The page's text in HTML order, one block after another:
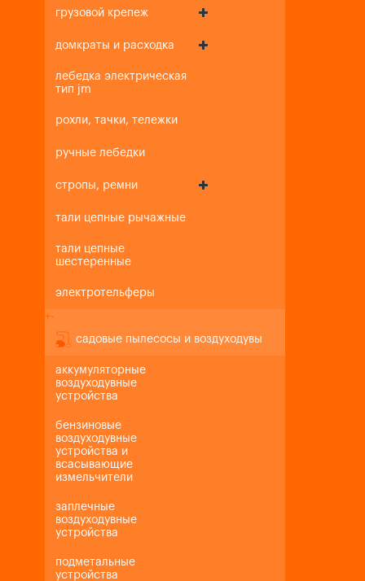
грузовой крепеж
домкраты и расходка
лебедка электрическая
тип jm
рохли, тачки, тележки
ручные лебедки
стропы, ремни
тали цепные рычажные
тали цепные
шестеренные
электротельферы
+-
садовые пылесосы и воздуходувы
аккумуляторные
воздуходувные
устройства
бензиновые
воздуходувные
устройства и
всасывающие
измельчители
заплечные
воздуходувные
устройства
подметальные
устройства